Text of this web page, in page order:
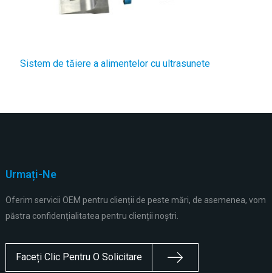
Sistem de tăiere a alimentelor cu ultrasunete
Urmați-Ne
Oferim servicii OEM pentru clienții de peste mări, de asemenea, vom
păstra confidențialitatea pentru clienții noștri.
Faceți Clic Pentru O Solicitare